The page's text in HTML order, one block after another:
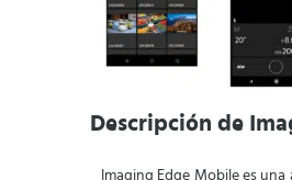
Descripción de
Imaging Edge Mobile es